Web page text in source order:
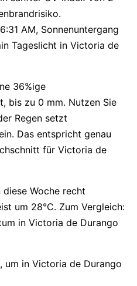
AM, Sonnenuntergang
Tageslicht in Victoria de
36%ige
bis zu 0 mm. Nutzen Sie
Regen setzt
Das entspricht genau
für Victoria de
Woche recht
um 28°C. Zum Vergleich:
in Victoria de Durango
um in Victoria de Durango